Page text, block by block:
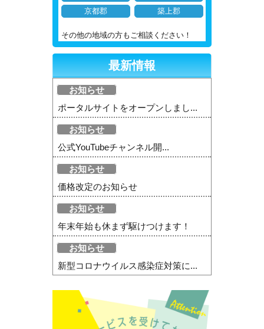
京都郡
築上郡
その他の地域の方もご相談ください！
最新情報
お知らせ
ポータルサイトをオープンしまし...
お知らせ
公式YouTubeチャンネル開...
お知らせ
価格改定のお知らせ
お知らせ
年末年始も休まず駆けつけます！
お知らせ
新型コロナウイルス感染症対策に...